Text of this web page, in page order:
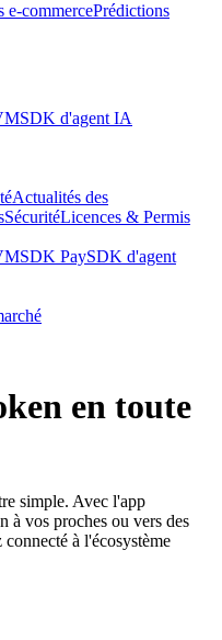
e-commercePrédictions
SDK d'agent IA
Actualités des
SécuritéLicences & Permis
SDK PaySDK d'agent
en toute
simple. Avec l'app
à vos proches ou vers des
connecté à l'écosystème